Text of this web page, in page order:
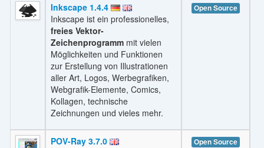
Inkscape 1.4.4
Inkscape ist ein professionelles,
freies Vektor-
Zeichenprogrammmit vielen
Möglichkeiten und Funktionen
zur Erstellung von Illustrationen
aller Art, Logos, Werbegrafiken,
Webgrafik-Elemente, Comics,
Kollagen, technische
Zeichnungen und vieles mehr.
Open Source
POV-Ray 3.7.0
Open Source